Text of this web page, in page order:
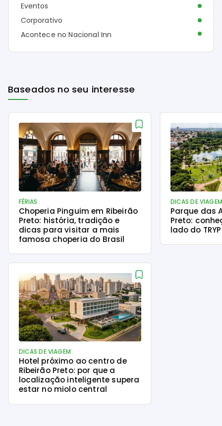
Eventos
Corporativo
Acontece no Nacional Inn
Baseados no seu interesse
FÉRIAS
Choperia Pinguim em Ribeirão
Preto: história, tradição e
dicas para visitar a mais
famosa choperia do Brasil
DICAS DE VIAGEM
Parque das
Preto:
lado do
DICAS DE VIAGEM
Hotel próximo ao centro de
Ribeirão Preto: por que a
localização inteligente supera
estar no miolo central